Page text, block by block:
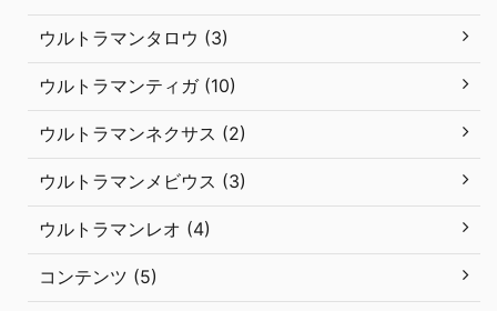
ウルトラマンタロウ (3)
ウルトラマンティガ (10)
ウルトラマンネクサス (2)
ウルトラマンメビウス (3)
ウルトラマンレオ (4)
コンテンツ (5)